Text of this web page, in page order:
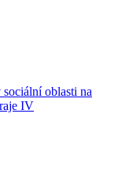
oblasti na
IV